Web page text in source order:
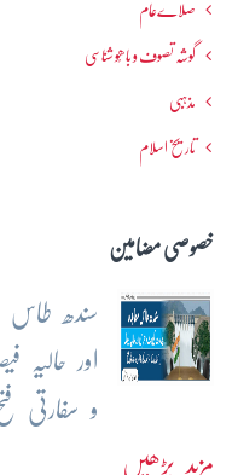
صلاےعام
گوشہ تصوف و باھُو شناسی
مذہبی
تاریخ اسلام
خصوصی مضامین
سندھ طاس
اور حالیہ
و سفارتی
مزید پڑھیں